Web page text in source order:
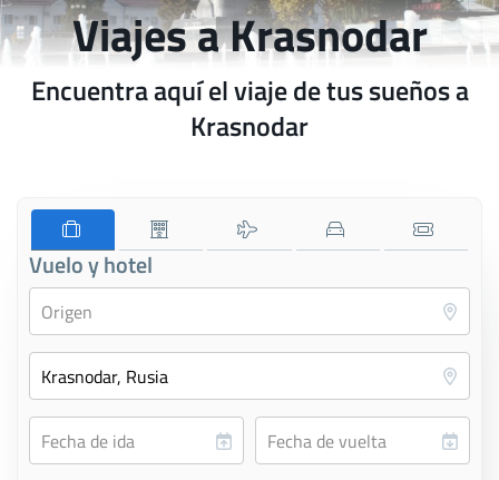
Viajes a Krasnodar
Encuentra aquí el viaje de tus sueños a
Krasnodar
Vuelo y hotel